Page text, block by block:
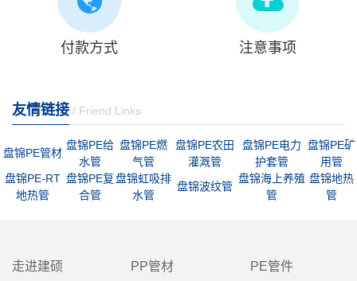
付款方式 注意事项
友情链接 / Friend Links
盘锦PE管材
盘锦PE给
水管
盘锦PE燃
气管
盘锦PE农田
灌溉管
盘锦PE电力
护套管
盘锦PE矿
用管
盘锦PE-RT
地热管
盘锦PE复
合管
盘锦虹吸排
水管
盘锦波纹管
盘锦海上养殖
管
盘锦地热
管
走进建硕 PP管材 PE管件